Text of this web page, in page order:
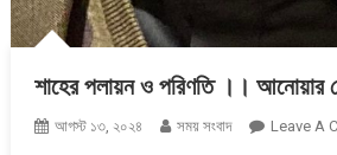
শাহের পলায়ন ও পরিণতি ।। আনোয়ার
আগস্ট ১৩, ২০২৪ সময় সংবাদ Leave A